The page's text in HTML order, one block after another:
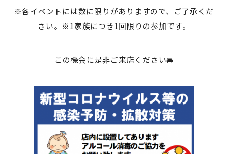
※各イベントには数に限りがありますので、ご了承くだ
さい。※1家族につき1回限りの参加です。
この機会に是非ご来店ください🚘